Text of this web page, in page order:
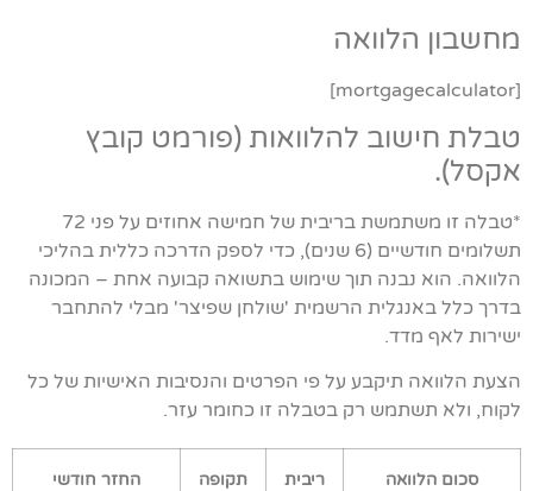
מחשבון הלוואה
[mortgagecalculator]
טבלת חישוב להלוואות (פורמט קובץ
אקסל).
*טבלה זו משתמשת בריבית של חמישה אחוזים על פני 72
תשלומים חודשיים (6 שנים), כדי לספק הדרכה כללית בהליכי
הלוואה. הוא נבנה תוך שימוש בתשואה קבועה אחת – המכונה
בדרך כלל באנגלית הרשמית 'שולחן שפיצר' מבלי להתחבר
ישירות לאף מדד.
הצעת הלוואה תיקבע על פי הפרטים והנסיבות האישיות של כל
לקוח, ולא תשתמש רק בטבלה זו כחומר עזר.
סכום הלוואה ריבית תקופה
החזר חודשי